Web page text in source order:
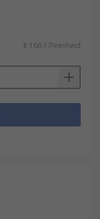
€ 166,17/eenheid